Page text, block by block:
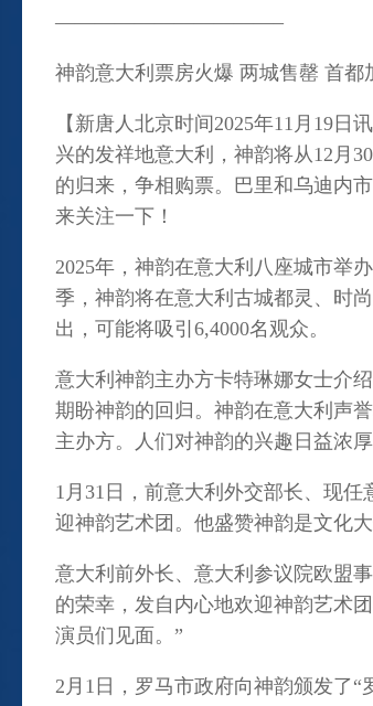
———————————–
神韵意大利票房火爆 两城售罄 首都
【新唐人北京时间2025年11月19
兴的发祥地意大利，神韵将从12月
的归来，争相购票。巴里和乌迪内
来关注一下！
2025年，神韵在意大利八座城市举
季，神韵将在意大利古城都灵、时
出，可能将吸引6,4000名观众。
意大利神韵主办方卡特琳娜女士介
期盼神韵的回归。神韵在意大利声
主办方。人们对神韵的兴趣日益浓
1月31日，前意大利外交部长、现
迎神韵艺术团。他盛赞神韵是文化
意大利前外长、意大利参议院欧盟
的荣幸，发自内心地欢迎神韵艺术
演员们见面。”
2月1日，罗马市政府向神韵颁发了“